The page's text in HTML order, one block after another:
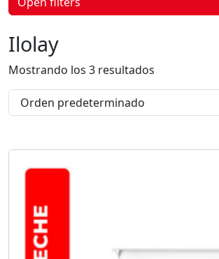
o
u
c
t
o
Ilolay
Mostrando los 3 resultados